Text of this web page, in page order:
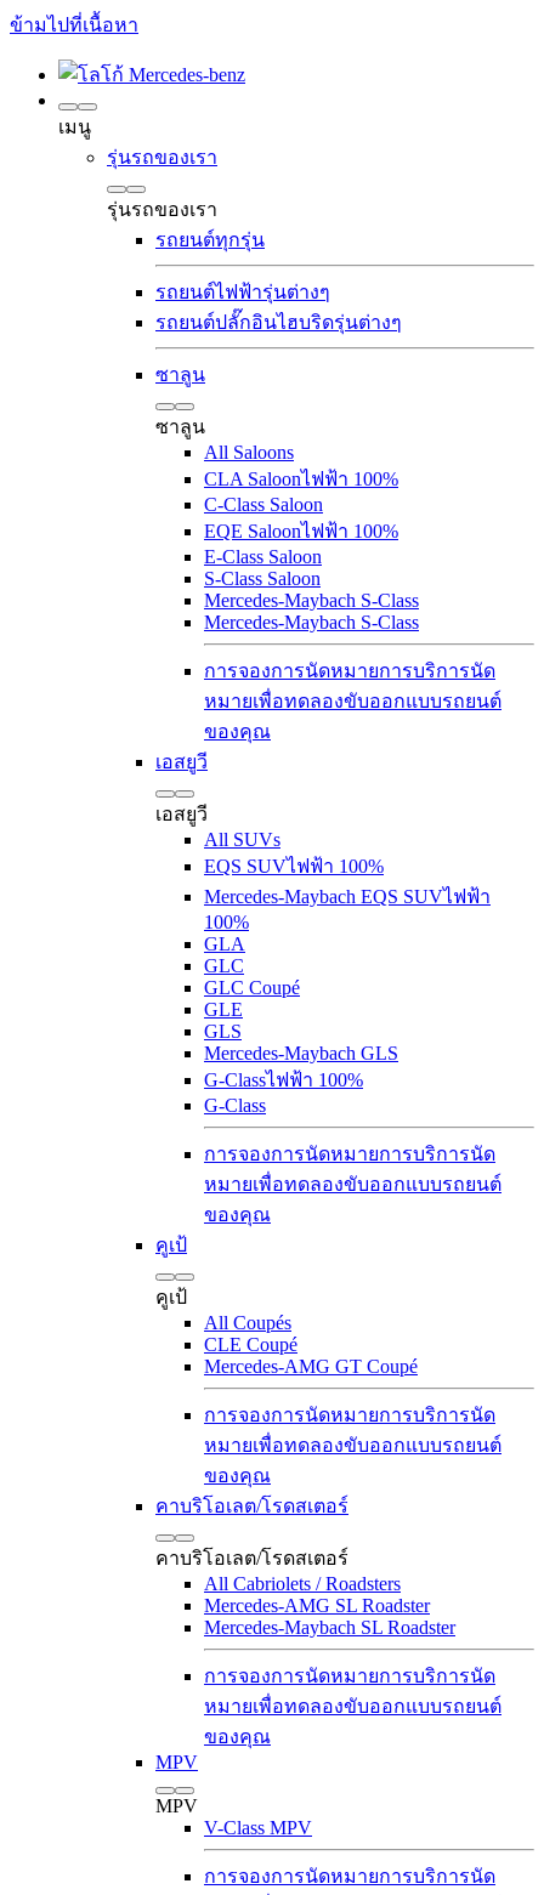
ข้ามไปที่เนื้อหา
เมนู
รุ่นรถของเรา
รุ่นรถของเรา
รถยนต์ทุกรุ่น
รถยนต์ไฟฟ้ารุ่นต่างๆ
รถยนต์ปลั๊กอินไฮบริดรุ่นต่างๆ
ซาลูน
ซาลูน
All Saloons
CLA Saloonไฟฟ้า 100%
C-Class Saloon
EQE Saloonไฟฟ้า 100%
E-Class Saloon
S-Class Saloon
Mercedes-Maybach S-Class
Mercedes-Maybach S-Class
การจองการนัดหมายการบริการนัด
หมายเพื่อทดลองขับออกแบบรถยนต์
ของคุณ
เอสยูวี
เอสยูวี
All SUVs
EQS SUVไฟฟ้า 100%
Mercedes-Maybach EQS SUVไฟฟ้า
100%
GLA
GLC
GLC Coupé
GLE
GLS
Mercedes-Maybach GLS
G-Classไฟฟ้า 100%
G-Class
การจองการนัดหมายการบริการนัด
หมายเพื่อทดลองขับออกแบบรถยนต์
ของคุณ
คูเป้
คูเป้
All Coupés
CLE Coupé
Mercedes-AMG GT Coupé
การจองการนัดหมายการบริการนัด
หมายเพื่อทดลองขับออกแบบรถยนต์
ของคุณ
คาบริโอเลต/โรดสเตอร์
คาบริโอเลต/โรดสเตอร์
All Cabriolets / Roadsters
Mercedes-AMG SL Roadster
Mercedes-Maybach SL Roadster
การจองการนัดหมายการบริการนัด
หมายเพื่อทดลองขับออกแบบรถยนต์
ของคุณ
MPV
MPV
V-Class MPV
การจองการนัดหมายการบริการนัด